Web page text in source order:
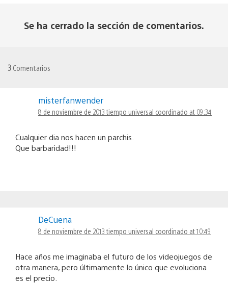
Se ha cerrado la sección de comentarios.
3 Comentarios
misterfanwender
8 de noviembre de 2013 tiempo universal coordinado at 09:34
Cualquier dia nos hacen un parchis.
Que barbaridad!!!
DeCuena
8 de noviembre de 2013 tiempo universal coordinado at 10:49
Hace años me imaginaba el futuro de los videojuegos de
otra manera, pero últimamente lo único que evoluciona
es el precio.